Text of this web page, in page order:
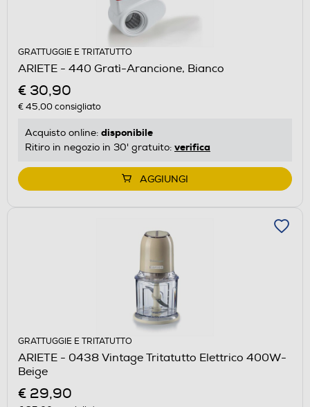
GRATTUGGIE E TRITATUTTO
ARIETE - 440 Gratì-Arancione, Bianco
€ 30,90
€ 45,00consigliato
Acquisto online: disponibile
Ritiro in negozio in 30' gratuito: verifica
AGGIUNGI
GRATTUGGIE E TRITATUTTO
ARIETE - 0438 Vintage Tritatutto Elettrico 400W-
Beige
€ 29,90